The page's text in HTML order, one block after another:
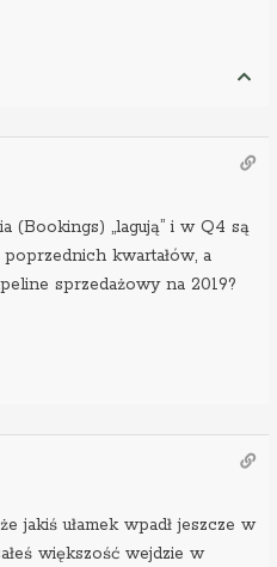
(Bookings) „lagują” i w Q4 są
kwartałów, a
sprzedażowy na 2019?
jakiś ułamek wpadł jeszcze w
większość wejdzie w